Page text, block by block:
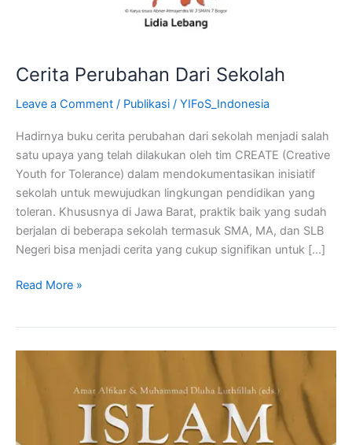
Cerita Perubahan Dari Sekolah
Leave a Comment / Publikasi / YIFoS_Indonesia
Hadirnya buku cerita perubahan dari sekolah menjadi salah
satu upaya yang telah dilakukan oleh tim CREATE (Creative
Youth for Tolerance) dalam mendokumentasikan inisiatif
sekolah untuk mewujudkan lingkungan pendidikan yang
toleran. Khususnya di Jawa Barat, praktik baik yang sudah
berjalan di beberapa sekolah termasuk SMA, MA, dan SLB
Negeri bisa menjadi cerita yang cukup signifikan untuk […]
Read More »